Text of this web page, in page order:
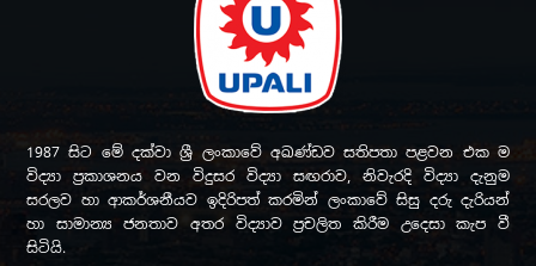
1987 සිට මේ දක්වා ශ්‍රී ලංකාවේ අඛණ්ඩව සතිපතා පළවන එක ම
විද්‍යා ප්‍රකාශනය වන විදුසර විද්‍යා සඟරාව, නිවැරදි විද්‍යා දැනුම
සරලව හා ආකර්ශනීයව ඉදිරිපත් කරමින් ලංකාවේ සිසු දරු දැරියන්
හා සාමාන්‍ය ජනතාව අතර විද්‍යාව ප්‍රචලිත කිරීම උදෙසා කැප වී
සිටියි.